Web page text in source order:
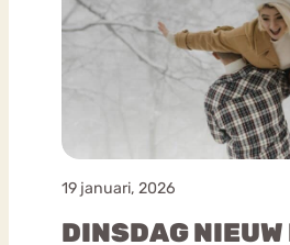
19 januari, 2026
DINSDAG NIEUW